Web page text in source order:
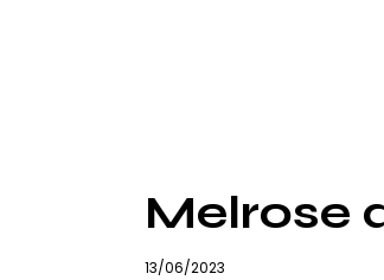
Melrose
13/06/2023